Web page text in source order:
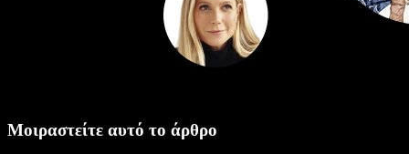
Μοιραστείτε αυτό το άρθρο